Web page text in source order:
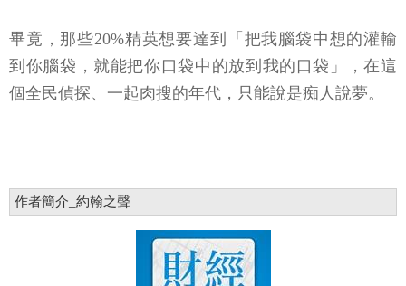
畢竟，那些20%精英想要達到「把我腦袋中想的灌輸
到你腦袋，就能把你口袋中的放到我的口袋」，在這
個全民偵探、一起肉搜的年代，只能說是痴人說夢。
作者簡介_約翰之聲